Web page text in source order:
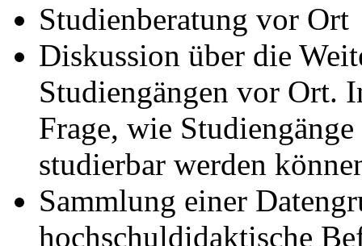
Studienberatung vor Ort
Diskussion über die
Studiengängen vor Ort.
Frage, wie
studierbar werden
Sammlung einer
hochschuldidaktische